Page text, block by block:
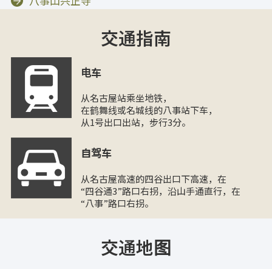
交通指南
电车
从名古屋站乘坐地铁，
在鹤舞线或名城线的八事站下车，
从1号出口出站，步行3分。
自驾车
从名古屋高速的四谷出口下高速，在
“四谷通3”路口右拐，沿山手通直行，在
“八事”路口右拐。
交通地图